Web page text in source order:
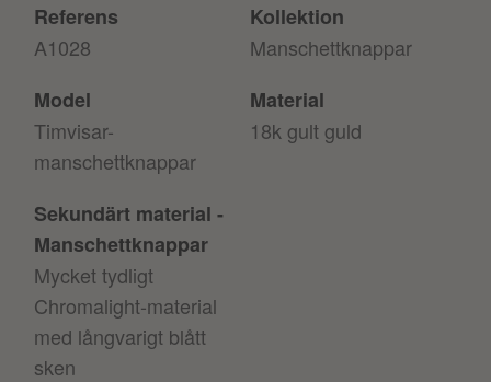
Referens
A1028
Kollektion
Manschettknappar
Model
Timvisar-
manschettknappar
Material
18k gult guld
Sekundärt material -
Manschettknappar
Mycket tydligt
Chromalight-material
med långvarigt blått
sken